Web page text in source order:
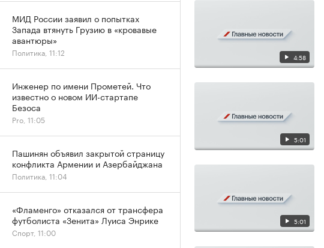
4:58
5:01
5:01
МИД России заявил о попытках
Запада втянуть Грузию в «кровавые
авантюры»
Политика, 11:12
Инженер по имени Прометей. Что
известно о новом ИИ-стартапе
Безоса
Pro, 11:05
Пашинян объявил закрытой страницу
конфликта Армении и Азербайджана
Политика, 11:04
«Фламенго» отказался от трансфера
футболиста «Зенита» Луиса Энрике
Спорт, 11:00